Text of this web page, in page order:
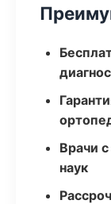
Врачи
наук